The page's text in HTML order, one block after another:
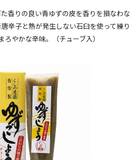
香りの良い青ゆずの皮を香りを損なわな
辛子と熱が発生しない石臼を使って練り
ろやかな辛味。（チューブ入）